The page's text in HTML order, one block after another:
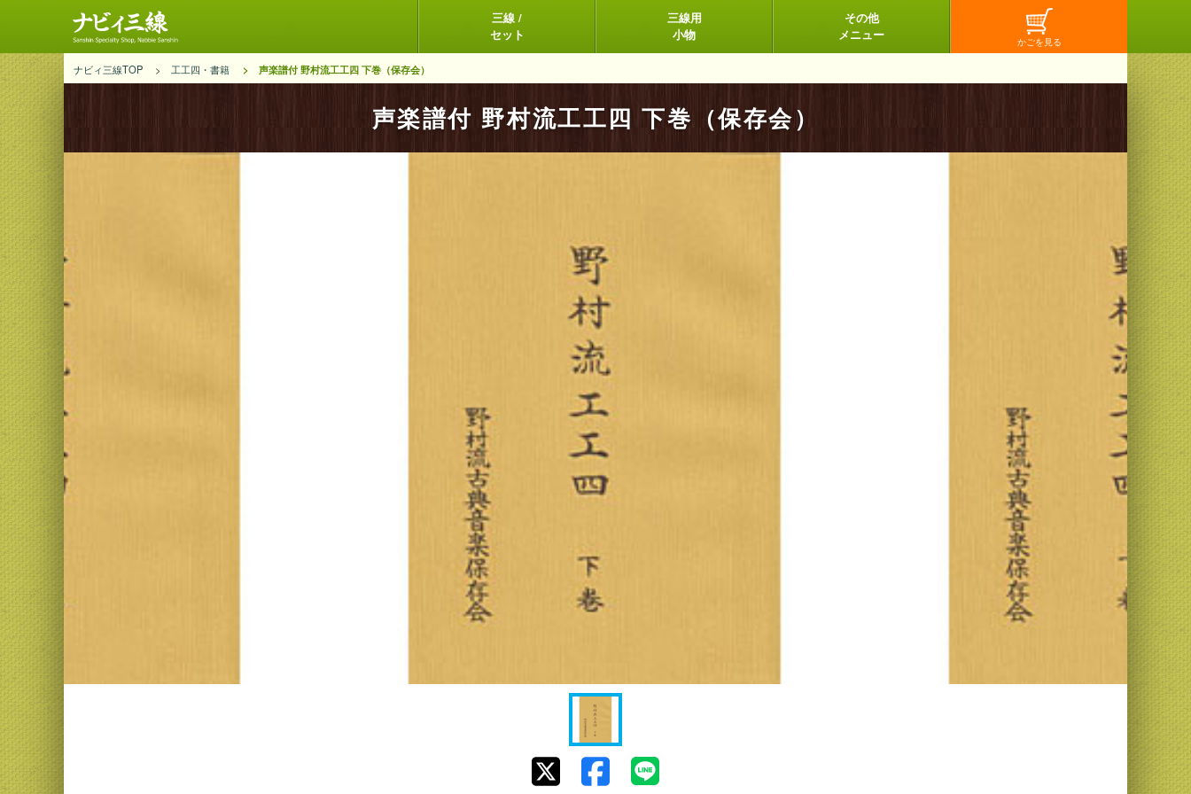
三線 /
セット
三線用
小物
その他
メニュー
ナビィ三線TOP 工工四・書籍 声楽譜付 野村流工工四 下巻（保存会）
声楽譜付 野村流工工四 下巻（保存会）